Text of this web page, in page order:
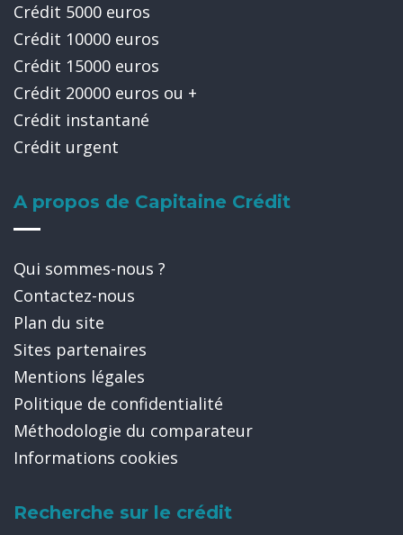
Crédit 5000 euros
Crédit 10000 euros
Crédit 15000 euros
Crédit 20000 euros ou +
Crédit instantané
Crédit urgent
A propos de Capitaine Crédit
Qui sommes-nous ?
Contactez-nous
Plan du site
Sites partenaires
Mentions légales
Politique de confidentialité
Méthodologie du comparateur
Informations cookies
Recherche sur le crédit